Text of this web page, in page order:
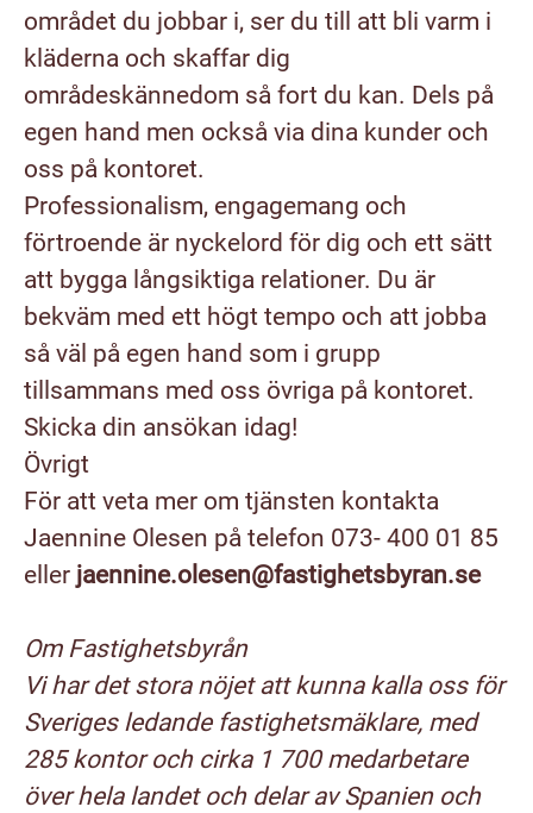
området du jobbar i, ser du till att bli varm i
kläderna och skaffar dig
områdeskännedom så fort du kan. Dels på
egen hand men också via dina kunder och
oss på kontoret.
Professionalism, engagemang och
förtroende är nyckelord för dig och ett sätt
att bygga långsiktiga relationer. Du är
bekväm med ett högt tempo och att jobba
så väl på egen hand som i grupp
tillsammans med oss övriga på kontoret.
Skicka din ansökan idag!
Övrigt
För att veta mer om tjänsten kontakta
Jaennine Olesen på telefon 073- 400 01 85
eller jaennine.olesen@fastighetsbyran.se
Om Fastighetsbyrån
Vi har det stora nöjet att kunna kalla oss för
Sveriges ledande fastighetsmäklare, med
285 kontor och cirka 1 700 medarbetare
över hela landet och delar av Spanien och